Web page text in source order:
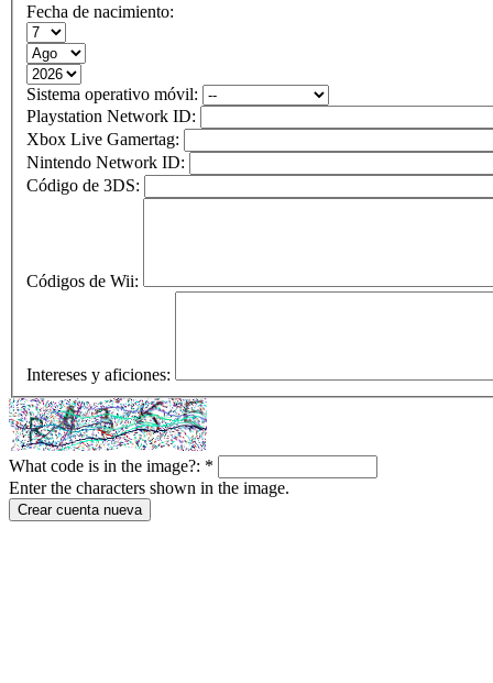
Fecha de nacimiento:
Sistema operativo móvil:
Playstation Network ID:
Xbox Live Gamertag:
Nintendo Network ID:
Código de 3DS:
Códigos de Wii:
Intereses y aficiones:
What code is in the image?: *
Enter the characters shown in the image.